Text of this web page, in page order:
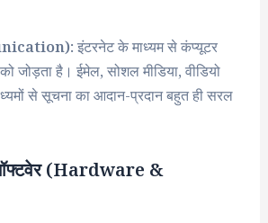
इंटरनेट के माध्यम से कंप्यूटर
जोड़ता है। ईमेल, सोशल मीडिया, वीडियो
से सूचना का आदान-प्रदान बहुत ही सरल
(Hardware &